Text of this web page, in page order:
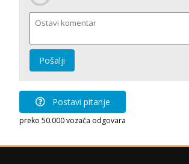
Pošalji
Postavi pitanje
preko 50.000 vozača odgovara